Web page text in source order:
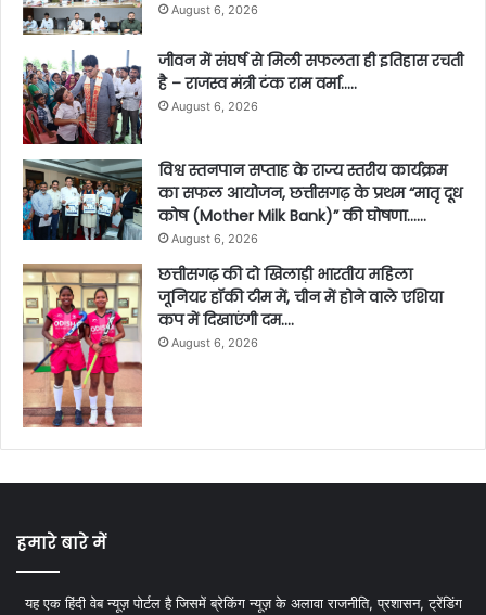
August 6, 2026
जीवन में संघर्ष से मिली सफलता ही इतिहास रचती
है – राजस्व मंत्री टंक राम वर्मा…..
August 6, 2026
विश्व स्तनपान सप्ताह के राज्य स्तरीय कार्यक्रम
का सफल आयोजन, छत्तीसगढ़ के प्रथम “मातृ दूध
कोष (Mother Milk Bank)” की घोषणा……
August 6, 2026
छत्तीसगढ़ की दो खिलाड़ी भारतीय महिला
जूनियर हॉकी टीम में, चीन में होने वाले एशिया
कप में दिखाएंगी दम….
August 6, 2026
हमारे बारे में
यह एक हिंदी वेब न्यूज़ पोर्टल है जिसमें ब्रेकिंग न्यूज़ के अलावा राजनीति, प्रशासन, ट्रेंडिंग